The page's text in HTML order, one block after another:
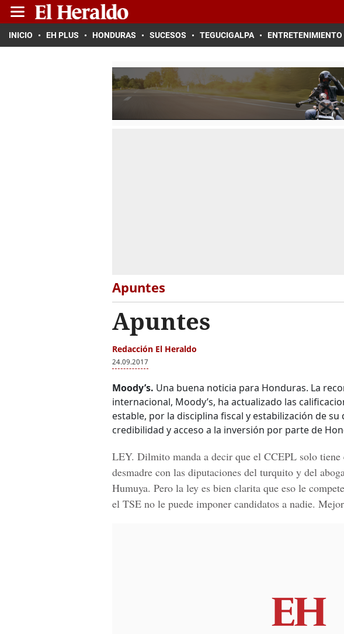
INICIO EH PLUS HONDURAS SUCESOS TEGUCIGALPA ENTRETENIMIENTO
Apuntes
Apuntes
Redacción El Heraldo
24.09.2017
Moody’s. Una buena noticia para Honduras. La
internacional, Moody’s, ha actualizado las
estable, por la disciplina fiscal y estabilización de
credibilidad y acceso a la inversión por parte de
LEY. Dilmito manda a decir que el CCEPL solo tiene
desmadre con las diputaciones del turquito y del
Humuya. Pero la ley es bien clarita que eso le
el TSE no le puede imponer candidatos a nadie.